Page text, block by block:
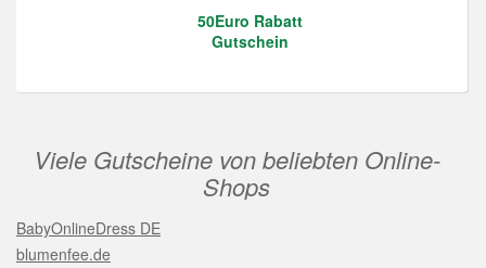
50Euro Rabatt
Gutschein
Viele Gutscheine von beliebten Online-
Shops
BabyOnlineDress DE
blumenfee.de